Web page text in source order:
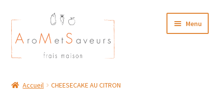
Aller
à
la
navigation
Aller
au
contenu
Menu
Accueil CHEESECAKE AU CITRON